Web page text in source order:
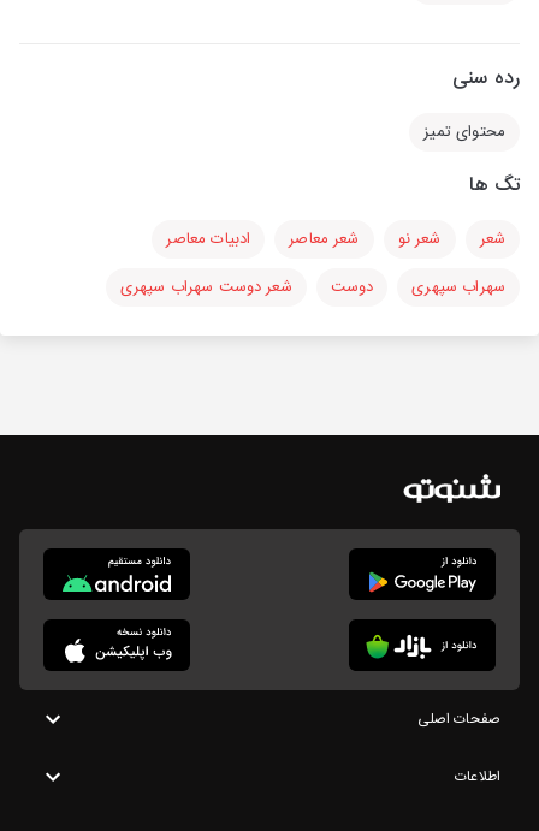
رده سنی
محتوای تمیز
تگ ها
شعر شعر نو شعر معاصر
ادبیات معاصر
سهراب سپهری
دوست شعر دوست سهراب سپهری
صفحات اصلی
اطلاعات